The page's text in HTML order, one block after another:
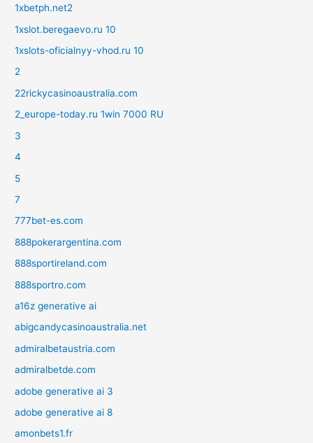
1xbetph.net2
1xslot.beregaevo.ru 10
1xslots-oficialnyy-vhod.ru 10
2
22rickycasinoaustralia.com
2_europe-today.ru 1win 7000 RU
3
4
5
7
777bet-es.com
888pokerargentina.com
888sportireland.com
888sportro.com
a16z generative ai
abigcandycasinoaustralia.net
admiralbetaustria.com
admiralbetde.com
adobe generative ai 3
adobe generative ai 8
amonbets1.fr